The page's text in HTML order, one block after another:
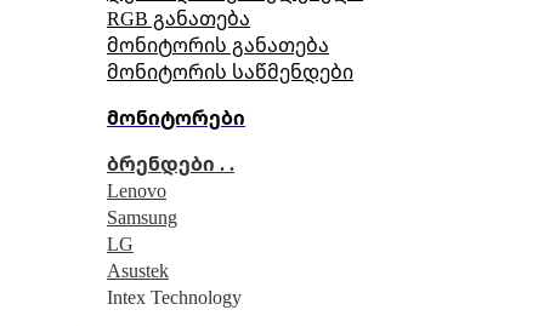
RGB განათება
მონიტორის განათება
მონიტორის საწმენდები
მონიტორები
ბრენდები . .
Lenovo
Samsung
LG
Asustek
Intex Technology